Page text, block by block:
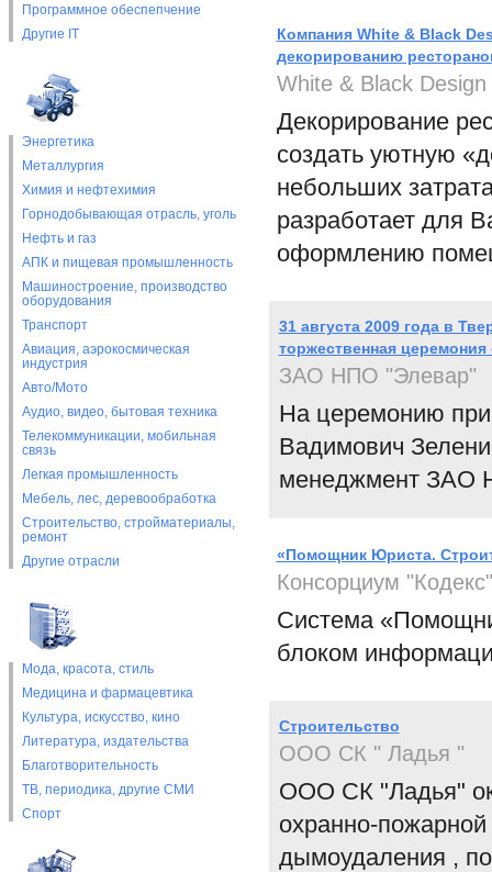
Программное обеспепчение
Другие IT
Энергетика
Металлургия
Химия и нефтехимия
Горнодобывающая отрасль, уголь
Нефть и газ
АПК и пищевая промышленность
Машиностроение, производство
оборудования
Транспорт
Авиация, аэрокосмическая
индустрия
Авто/Мото
Аудио, видео, бытовая техника
Телекоммуникации, мобильная
связь
Легкая промышленность
Мебель, лес, деревообработка
Строительство, стройматериалы,
ремонт
Другие отрасли
Мода, красота, стиль
Медицина и фармацевтика
Культура, искусство, кино
Литература, издательства
Благотворительность
ТВ, периодика, другие СМИ
Спорт
Компания White & Black
декорированию
White & Black Design
Декорирование
создать уютную
небольших
разработает для
оформлению
31 августа 2009 года в
торжественная
ЗАО НПО "Элевар"
На церемонию
Вадимович
менеджмент ЗАО
«Помощник Юриста.
Консорциум "Кодекс"
Система
блоком
Строительство
ООО СК " Ладья "
ООО СК "Ладья"
охранно-
дымоудаления ,